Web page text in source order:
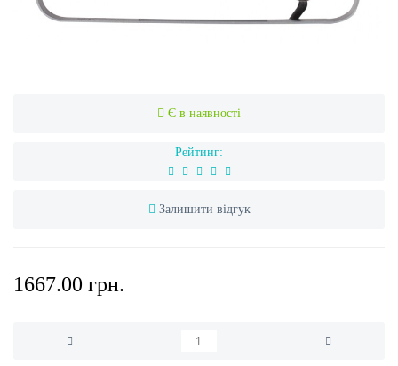
Є в наявності
Рейтинг:
Залишити відгук
1667.00 грн.